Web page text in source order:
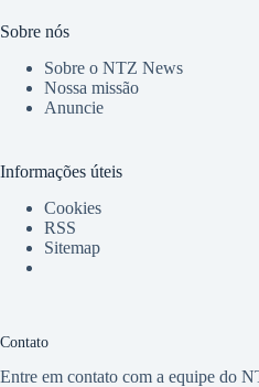
Sobre nós
Sobre o NTZ News
Nossa missão
Anuncie
Informações úteis
Cookies
RSS
Sitemap
Contato
Entre em contato com a equipe do